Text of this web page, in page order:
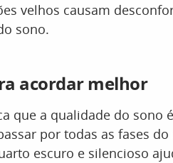
velhos causam
sono.
acordar melhor
que a qualidade do
por todas as fases
escuro e silencioso